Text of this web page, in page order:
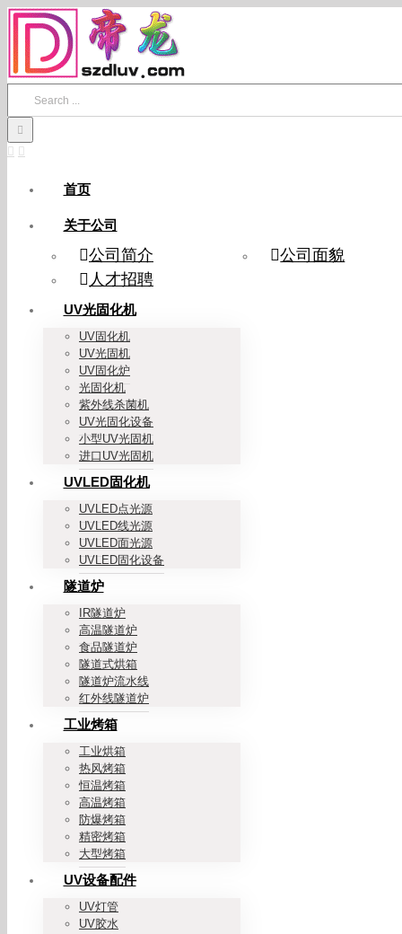
Skip
content
首页
关于公司
公司简介
公司面貌
人才招聘
UV光固化机
UV固化机
UV光固机
UV固化炉
光固化机
紫外线杀菌机
UV光固化设备
小型UV光固机
进口UV光固机
UVLED固化机
UVLED点光源
UVLED线光源
UVLED面光源
UVLED固化设备
隧道炉
IR隧道炉
高温隧道炉
食品隧道炉
隧道式烘箱
隧道炉流水线
红外线隧道炉
工业烤箱
工业烘箱
热风烤箱
恒温烤箱
高温烤箱
防爆烤箱
精密烤箱
大型烤箱
UV设备配件
UV灯管
UV胶水